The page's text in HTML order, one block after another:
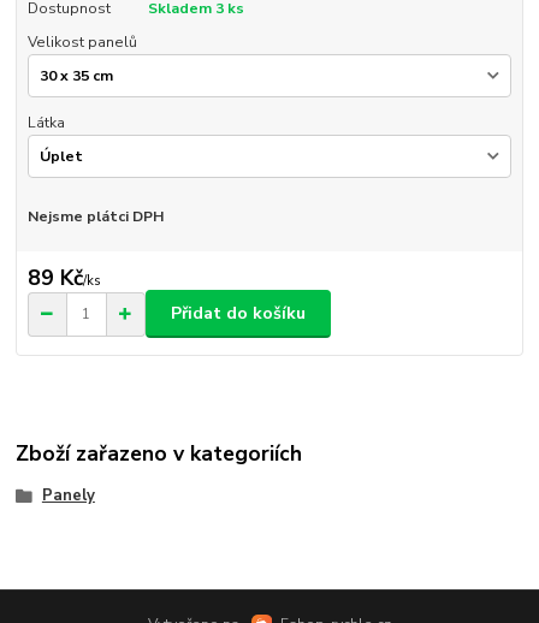
Dostupnost
Skladem 3 ks
Velikost panelů
Látka
Nejsme plátci DPH
89 Kč/ks
Přidat do košíku
Zboží zařazeno v kategoriích
Panely